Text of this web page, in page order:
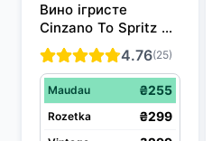
Вино ігристе
Cinzano To Spritz
біле сухе 0.75 л
11.5%
4.76(25)
Maudau ₴255
Rozetka ₴299